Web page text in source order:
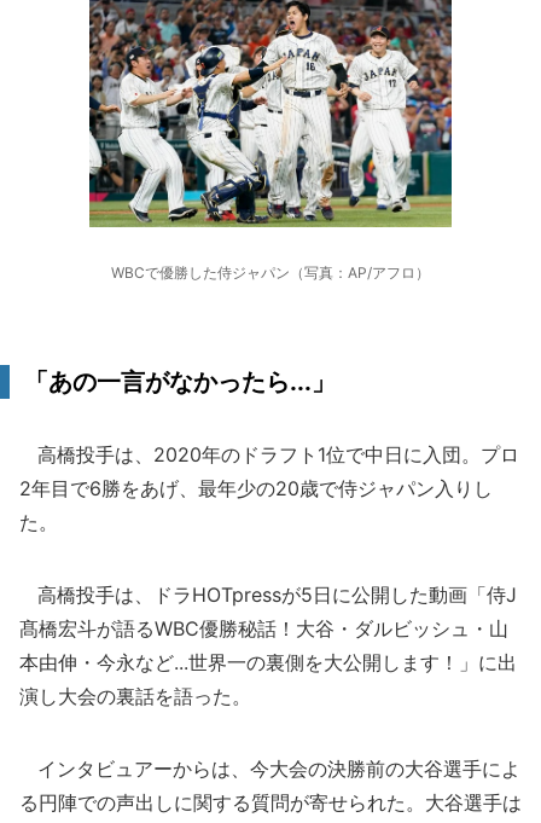
WBCで優勝した侍ジャパン（写真：AP/アフロ）
「あの一言がなかったら...」
高橋投手は、2020年のドラフト1位で中日に入団。プロ
2年目で6勝をあげ、最年少の20歳で侍ジャパン入りし
た。
高橋投手は、ドラHOTpressが5日に公開した動画「侍J
髙橋宏斗が語るWBC優勝秘話！大谷・ダルビッシュ・山
本由伸・今永など...世界一の裏側を大公開します！」に出
演し大会の裏話を語った。
インタビュアーからは、今大会の決勝前の大谷選手によ
る円陣での声出しに関する質問が寄せられた。大谷選手は